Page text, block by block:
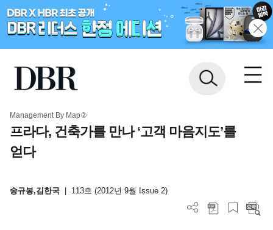
Management By Map②
프라다, 건축가를 만나 ‘고객 마음지도’를
얻다
송규봉,김한국 113호 (2012년 9월 Issue 2)